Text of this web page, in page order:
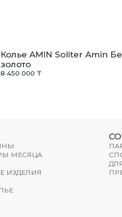
Колье AMIN Soliter Amin
золото
8 450 000 ₸
МЕСЯЦА
ИЗДЕЛИЯ